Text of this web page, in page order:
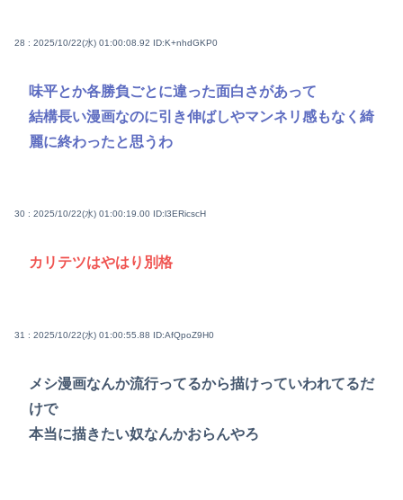
28 : 2025/10/22(水) 01:00:08.92 ID:K+nhdGKP0
味平とか各勝負ごとに違った面白さがあって
結構長い漫画なのに引き伸ばしやマンネリ感もなく綺
麗に終わったと思うわ
30 : 2025/10/22(水) 01:00:19.00 ID:l3ERicscH
カリテツはやはり別格
31 : 2025/10/22(水) 01:00:55.88 ID:AfQpoZ9H0
メシ漫画なんか流行ってるから描けっていわれてるだ
けで
本当に描きたい奴なんかおらんやろ